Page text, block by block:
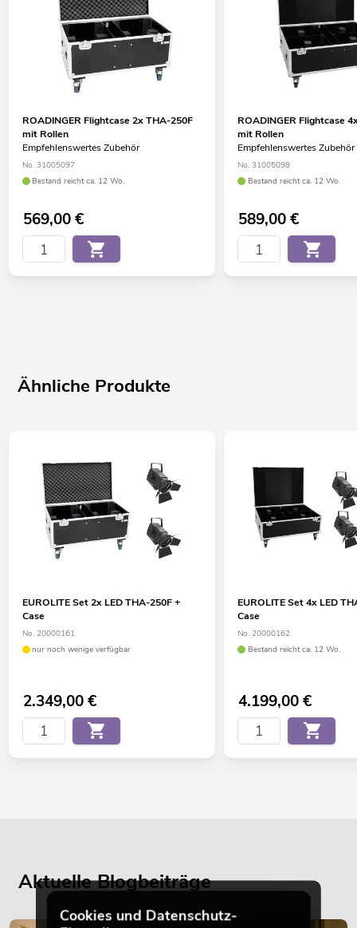
ROADINGER Flightcase 2x THA-250F
mit Rollen
Empfehlenswertes Zubehör
No. 31005097
Bestand reicht ca. 12 Wo.
569,00€
ROADINGER Flightcase
mit Rollen
Empfehlenswertes Zubehör
No. 31005098
Bestand reicht ca. 12 Wo.
589,00€
Ähnliche Produkte
EUROLITE Set 2x LED THA-250F +
Case
No. 20000161
nur noch wenige verfügbar
2.349,00€
EUROLITE Set 4x LED
Case
No. 20000162
Bestand reicht ca. 12 Wo.
4.199,00€
Aktuelle Blogbeiträge
Cookies und Datenschutz-